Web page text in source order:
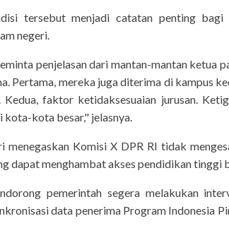
tersebut menjadi catatan penting bagi
negeri.
penjelasan dari mantan-mantan ketua
Pertama, mereka juga diterima di kampus
faktor ketidaksesuaian jurusan.
kota-kota besar," jelasnya.
menegaskan Komisi X DPR RI tidak
dapat menghambat akses pendidikan tinggi
pemerintah segera melakukan
data penerima Program Indonesia